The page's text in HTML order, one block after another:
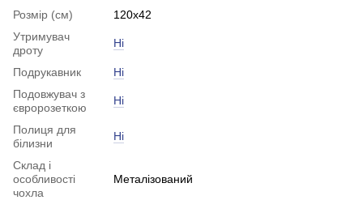
Розмір (см)
120х42
Утримувач
дроту
Ні
Подрукавник
Ні
Подовжувач з
євророзеткою
Ні
Полиця для
білизни
Ні
Склад і
особливості
чохла
Металізований